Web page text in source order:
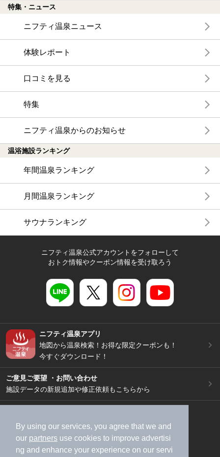
By using our services, you agree that we and
our partners use cookies to improve advertisi
ng and enhance your experience on our servi
特集・ニュース
ニフティ温泉ニュース
体験レポート
口コミを見る
特集
ニフティ温泉からのお知らせ
温浴施設ランキング
年間温泉ランキング
月間温泉ランキング
サウナランキング
ニフティ温泉公式アカウントをフォローして
おトク情報やクーポン情報を受け取ろう
ニフティ温泉アプリ
地図から温泉検索！お得な限定クーポンも！
今すぐダウンロード！
ご意見ご要望 ・お問い合わせ
施設データの新規追加や修正依頼もこちらから
加盟店募集（資料請求）
広告出稿のご案内
利用規約
ライフスタイルMEMBERS+規約
特定商取引法に基づく表記
ヘルプ 採用情報